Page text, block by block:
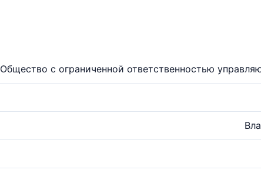
Общество с ограниченной ответственностью